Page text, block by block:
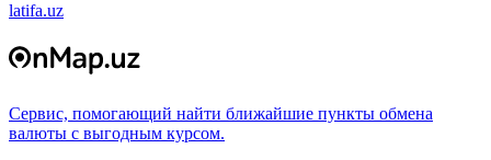
latifa.uz
Сервис, помогающий найти ближайшие пункты обмена
валюты с выгодным курсом.